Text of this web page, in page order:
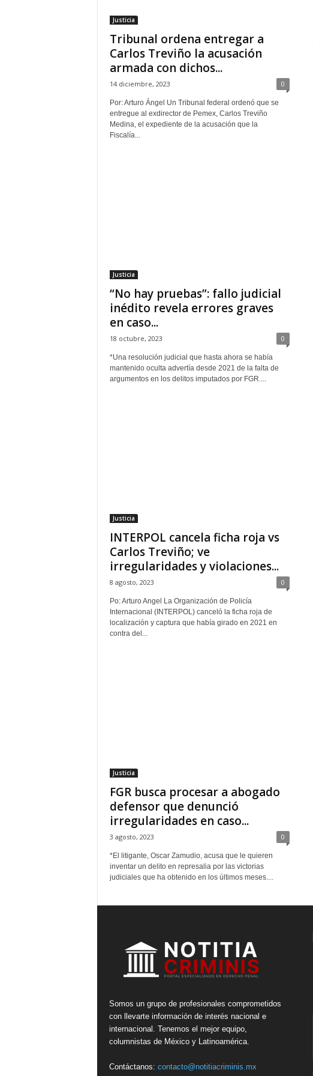
Justicia
Tribunal ordena entregar a
Carlos Treviño la acusación
armada con dichos...
14 diciembre, 2023 0
Por: Arturo Ángel Un Tribunal federal ordenó que se
entregue al exdirector de Pemex, Carlos Treviño
Medina, el expediente de la acusación que la
Fiscalía...
Justicia
“No hay pruebas”: fallo judicial
inédito revela errores graves
en caso...
18 octubre, 2023 0
*Una resolución judicial que hasta ahora se había
mantenido oculta advertía desde 2021 de la falta de
argumentos en los delitos imputados por FGR....
Justicia
INTERPOL cancela ficha roja vs
Carlos Treviño; ve
irregularidades y violaciones...
8 agosto, 2023 0
Po: Arturo Angel La Organización de Policía
Internacional (INTERPOL) canceló la ficha roja de
localización y captura que había girado en 2021 en
contra del...
Justicia
FGR busca procesar a abogado
defensor que denunció
irregularidades en caso...
3 agosto, 2023 0
*El litigante, Oscar Zamudio, acusa que le quieren
inventar un delito en represalia por las victorias
judiciales que ha obtenido en los últimos meses....
Somos un grupo de profesionales comprometidos
con llevarte información de interés nacional e
internacional. Tenemos el mejor equipo,
columnistas de México y Latinoamérica.
Contáctanos: contacto@notitiacriminis.mx